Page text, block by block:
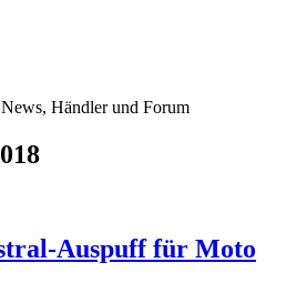
Auspuff für Moto